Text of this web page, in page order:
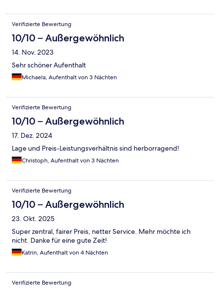
Verifizierte Bewertung
10/10 – Außergewöhnlich
14. Nov. 2023
Sehr schöner Aufenthalt
Michaela, Aufenthalt von 3 Nächten
Verifizierte Bewertung
10/10 – Außergewöhnlich
17. Dez. 2024
Lage und Preis-Leistungsverhältnis sind herborragend!
Christoph, Aufenthalt von 3 Nächten
Verifizierte Bewertung
10/10 – Außergewöhnlich
23. Okt. 2025
Super zentral, fairer Preis, netter Service. Mehr möchte ich
nicht. Danke für eine gute Zeit!
Katrin, Aufenthalt von 4 Nächten
Verifizierte Bewertung